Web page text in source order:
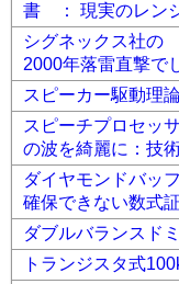
書 ： 現実のレン
シグネックス社の
2000年落雷直撃で
スピーカー駆動理
スピーチプロセッ
の波を綺麗に：技
ダイヤモンドバッ
確保できない数式
ダブルバランスド
トランジスタ式